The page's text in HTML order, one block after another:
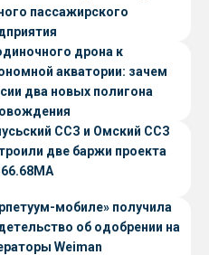
пассажирского
дрона к
акватории: зачем
два новых полигона
ССЗ и Омский ССЗ
две баржи проекта
мобиле» получила
об одобрении на
Weiman